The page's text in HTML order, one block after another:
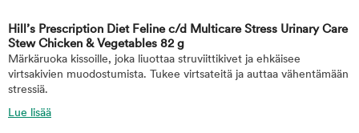
Hill’s Prescription Diet Feline c/d Multicare Stress Urinary Care
Stew Chicken & Vegetables 82 g
Märkäruoka kissoille, joka liuottaa struviittikivet ja ehkäisee
virtsakivien muodostumista. Tukee virtsateitä ja auttaa vähentämään
stressiä.
Lue lisää